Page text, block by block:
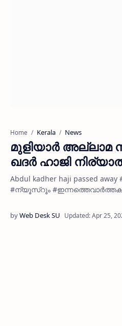
Home Kerala News
മുളിയാര്‍ അല്ലാമ
ഖദര്‍ ഹാജി
Abdul kadher haji passed
#ന്യൂസ്റൂം